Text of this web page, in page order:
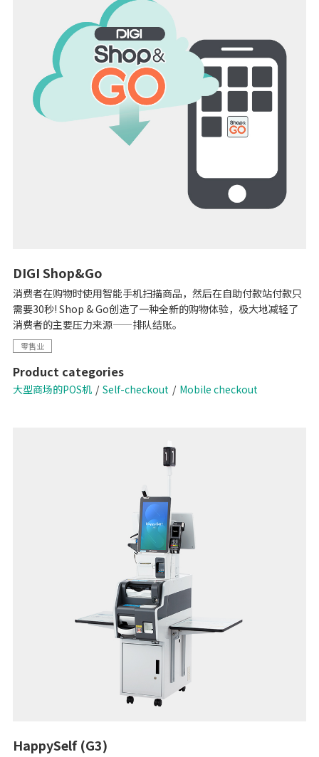
DIGI Shop&Go
消费者在购物时使用智能手机扫描商品，然后在自助付款站付款只
需要30秒! Shop & Go创造了一种全新的购物体验，极大地减轻了
消费者的主要压力来源——排队结账。
零售业
Product categories
大型商场的POS机 Self-checkout Mobile checkout
HappySelf (G3)